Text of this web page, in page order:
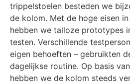
trippelstoelen besteden we
de kolom. Met de hoge eisen
hebben we talloze prototypes
testen. Verschillende
eigen behoeften – gebruikten
dagelijkse routine. Op basis
hebben we de kolom steeds